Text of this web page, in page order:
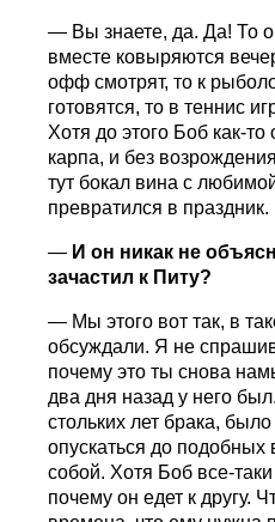
— Вы знаете, да. Да! То
вместе ковыряются
офф смотрят, то к
готовятся, то в теннис
Хотя до этого Боб как-
карпа, и без
тут бокал вина с
превратился в праздник.
— И он никак не
зачастил к Питу?
— Мы этого вот так, в
обсуждали. Я не
почему это ты снова
два дня назад у него
стольких лет брака,
опускаться до
собой. Хотя Боб все-
почему он едет к другу.